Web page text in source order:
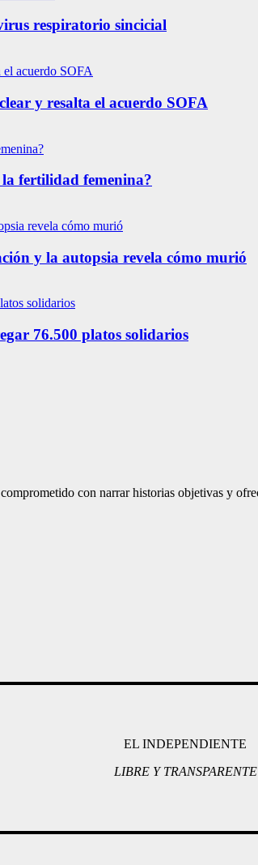
respiratorio sincicial
y resalta el acuerdo SOFA
fertilidad femenina?
y la autopsia revela cómo murió
76.500 platos solidarios
con narrar historias objetivas y
EL INDEPENDIENTE
LIBRE Y TRANSPARENTE